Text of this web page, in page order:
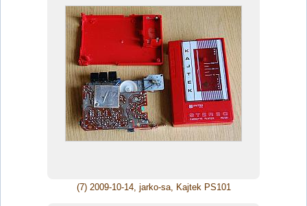
(7) 2009-10-14, jarko-sa, Kajtek PS101